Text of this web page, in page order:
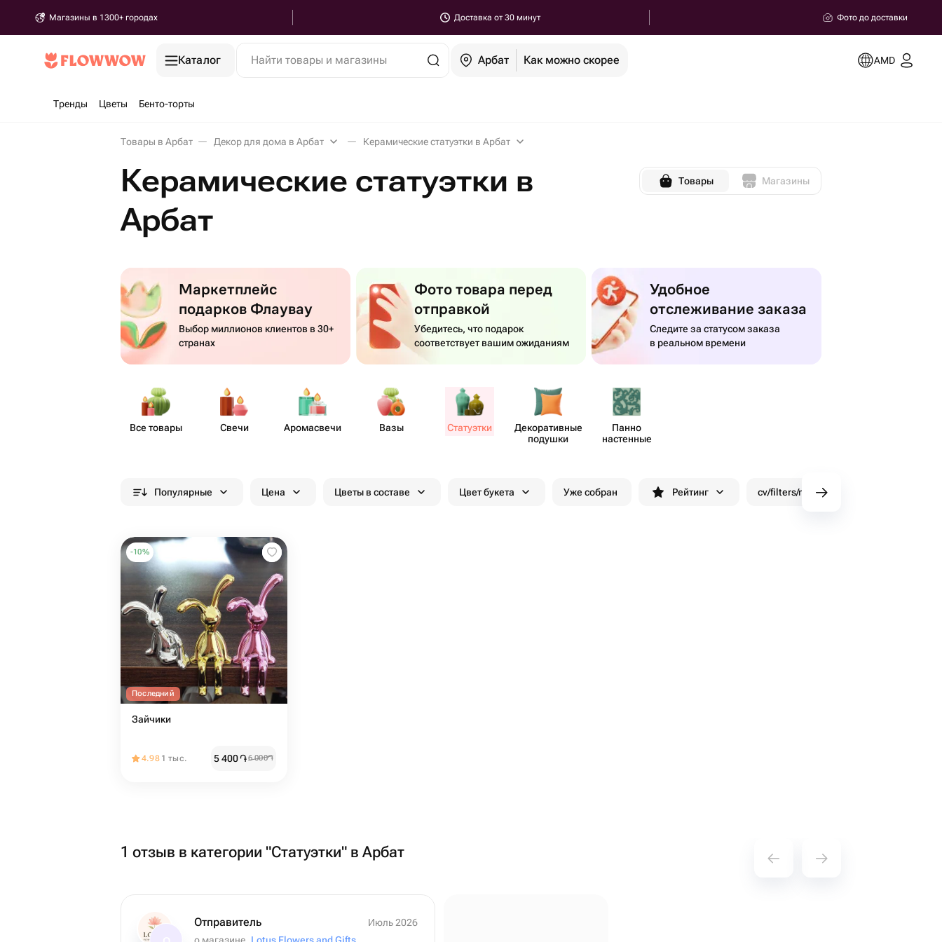
Магазины в 1300+ городах Доставка от 30 минут Фото до доставки
Каталог Найти товары и магазины Арбат Как можно скорее AMD
Тренды Цветы Бенто-торты
Товары в Арбат Декор для дома в Арбат Керамические статуэтки в Арбат
Керамические статуэтки в
Арбат
Товары Магазины
Маркетплейс
подарков Флаувау
Выбор миллионов клиентов в 30+
странах
Фото товара перед
отправкой
Убедитесь, что подарок
соответствует вашим ожиданиям
Удобное
отслеживание заказа
Следите за статусом заказа
в реальном времени
Все товары Свечи Аром​асвечи Вазы Статуэтки
Декора​тивные
подушки
Панно
настенные
Популярные Цена Цветы в составе Цвет букета Уже собран Рейтинг cv/filters/name_fast_delivery
-10%
Последний
Зайчики
4.98 1 тыс. 5 400֏6 000֏
1 отзыв в категории "Статуэтки" в Арбат
Отправитель
Июль 2026